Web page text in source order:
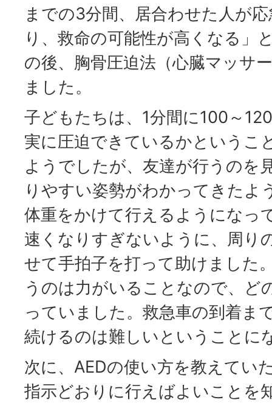
までの3分間、居合わせた人が
り、救命の可能性が高くなる」
の後、胸骨圧迫法（心臓マッサ
ました。
子どもたちは、1分間に100～
実に圧迫できているかというこ
ようでしたが、友達が行うのを
りやすい姿勢がわかってきたよ
体重をかけて行えるようになっ
速くなりすぎないように、周り
せて手拍子を打って助けました
うのは力がいることなので、ど
っていました。救急車の到着ま
続けるのは難しいということに
次に、AEDの使い方を教えてい
指示どおりに行えばよいことを